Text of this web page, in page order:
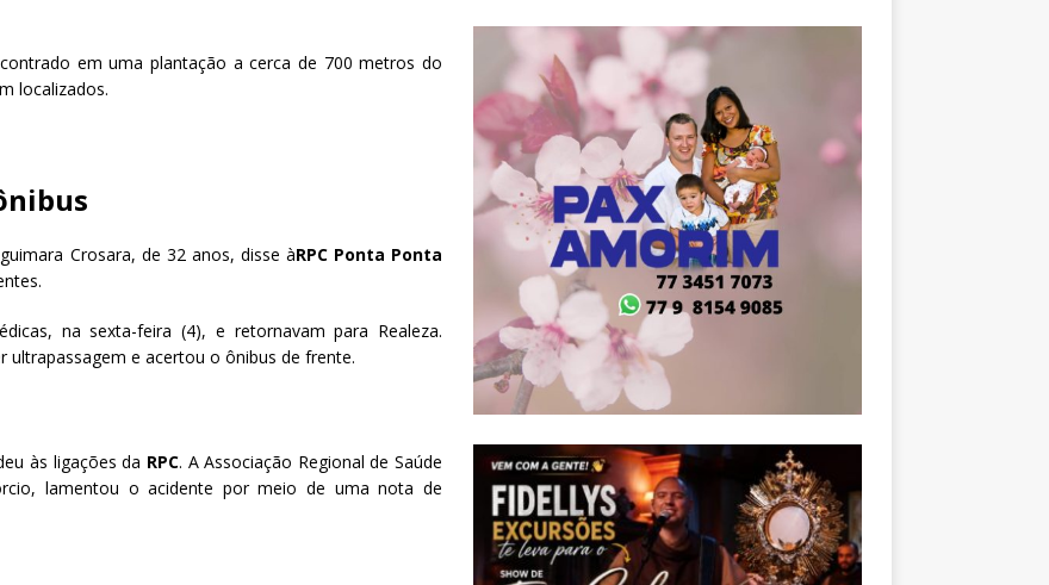
em uma plantação a cerca de 700 metros do
localizados.
Crosara, de 32 anos, disse àRPC Ponta Ponta
na sexta-feira (4), e retornavam para Realeza.
e acertou o ônibus de frente.
às ligações da RPC. A Associação Regional de Saúde
lamentou o acidente por meio de uma nota de